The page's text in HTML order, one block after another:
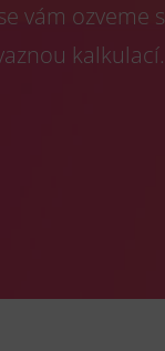
vám ozveme s
kalkulací.